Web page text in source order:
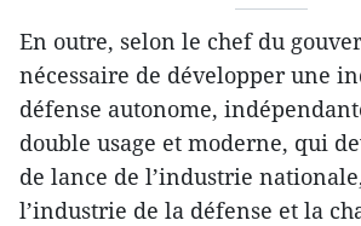
En outre, selon le chef du
nécessaire de développer une
défense autonome,
double usage et moderne, qui
de lance de l’industrie
l’industrie de la défense et la